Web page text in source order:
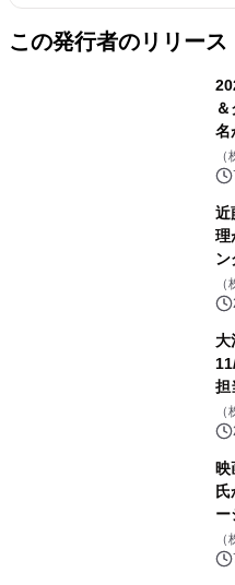
この発行者のリリース
名
近
理
ン
大
担
ゲ
映
ー
ス